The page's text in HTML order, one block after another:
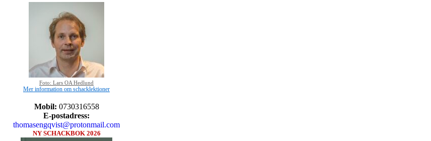
Foto: Lars OA Hedlund
Mer information om schacklektioner
Mobil: 0730316558
E-postadress:
thomasengqvist@protonmail.com
NY SCHACKBOK 2026